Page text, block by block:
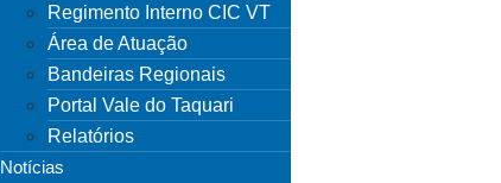
Regimento Interno CIC VT
Área de Atuação
Bandeiras Regionais
Portal Vale do Taquari
Relatórios
Notícias